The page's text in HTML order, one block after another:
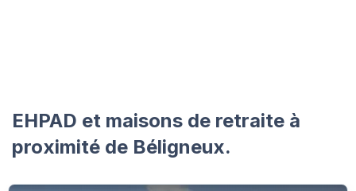
EHPAD et maisons de retraite à
proximité de Béligneux.